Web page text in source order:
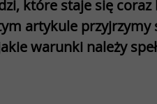
które staje się
artykule przyjrzymy
warunki należy